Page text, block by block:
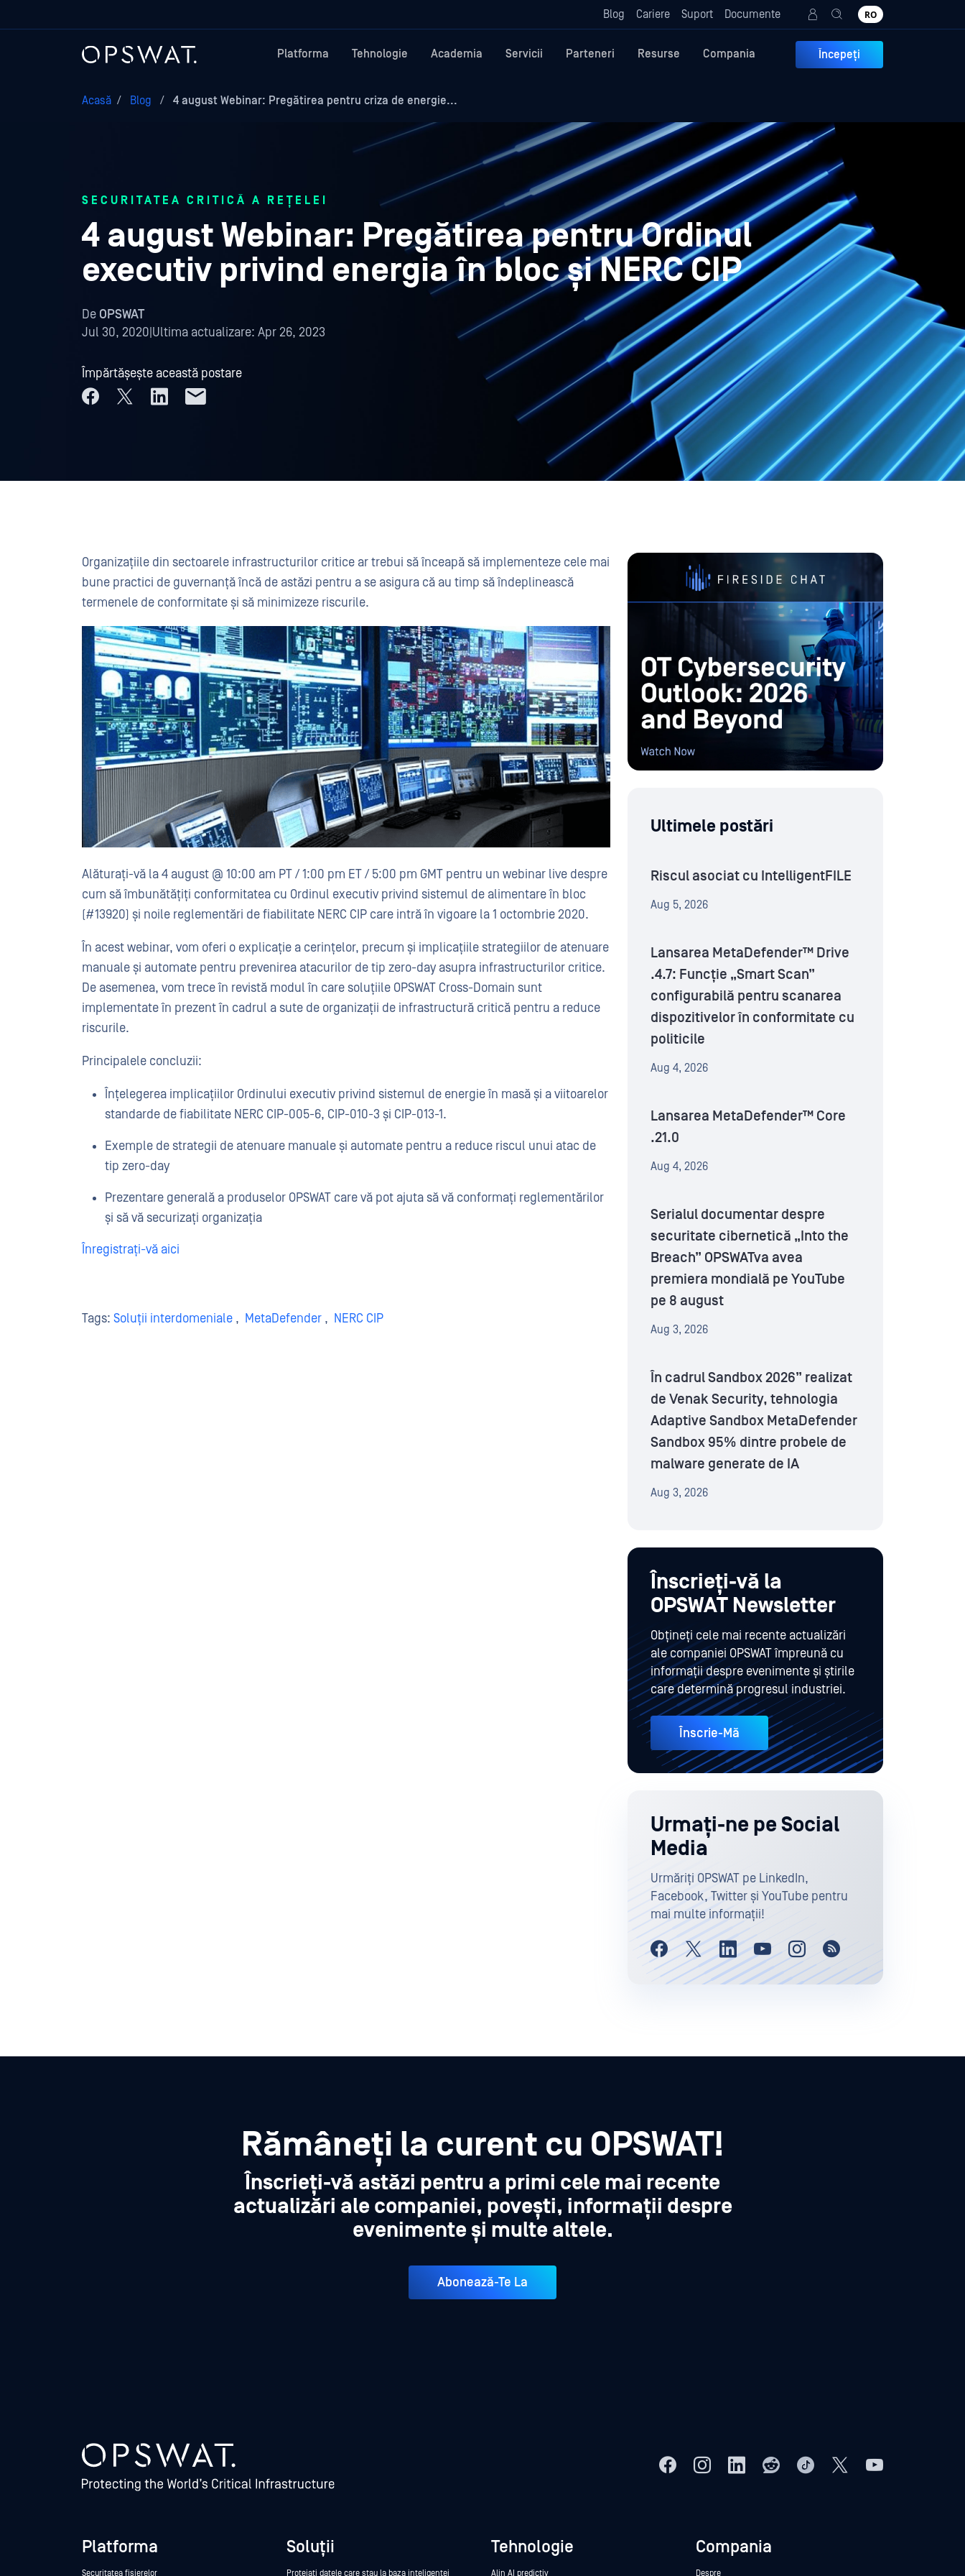
Blog Cariere Suport Documente RO
Platforma Tehnologie Academia Servicii Parteneri Resurse Compania Începeți
Acasă / Blog / 4 august Webinar: Pregătirea pentru criza de energie...
SECURITATEA CRITICĂ A REȚELEI
4 august Webinar: Pregătirea pentru Ordinul
executiv privind energia în bloc și NERC CIP
De OPSWAT
Jul 30, 2020 Ultima actualizare: Apr 26, 2023
Împărtășește această postare
Organizațiile din sectoarele infrastructurilor critice ar trebui să înceapă să implementeze cele mai
bune practici de guvernanță încă de astăzi pentru a se asigura că au timp să îndeplinească
termenele de conformitate și să minimizeze riscurile.
Alăturați-vă la 4 august @ 10:00 am PT / 1:00 pm ET / 5:00 pm GMT pentru un webinar live despre
cum să îmbunătățiți conformitatea cu Ordinul executiv privind sistemul de alimentare în bloc
(#13920) și noile reglementări de fiabilitate NERC CIP care intră în vigoare la 1 octombrie 2020.
În acest webinar, vom oferi o explicație a cerințelor, precum și implicațiile strategiilor de atenuare
manuale și automate pentru prevenirea atacurilor de tip zero-day asupra infrastructurilor critice.
De asemenea, vom trece în revistă modul în care soluțiile OPSWAT Cross-Domain sunt
implementate în prezent în cadrul a sute de organizații de infrastructură critică pentru a reduce
riscurile.
Principalele concluzii:
Înțelegerea implicațiilor Ordinului executiv privind sistemul de energie în masă și a viitoarelor
standarde de fiabilitate NERC CIP-005-6, CIP-010-3 și CIP-013-1.
Exemple de strategii de atenuare manuale și automate pentru a reduce riscul unui atac de
tip zero-day
Prezentare generală a produselor OPSWAT care vă pot ajuta să vă conformați reglementărilor
și să vă securizați organizația
Înregistrați-vă aici
Tags: Soluții interdomeniale , MetaDefender , NERC CIP
Ultimele postări
Riscul asociat cu IntelligentFILE
Aug 5, 2026
Lansarea MetaDefender™ Drive
.4.7: Funcție „Smart Scan”
configurabilă pentru scanarea
dispozitivelor în conformitate cu
politicile
Aug 4, 2026
Lansarea MetaDefender™ Core
.21.0
Aug 4, 2026
Serialul documentar despre
securitate cibernetică „Into the
Breach” OPSWATva avea
premiera mondială pe YouTube
pe 8 august
Aug 3, 2026
În cadrul Sandbox 2026” realizat
de Venak Security, tehnologia
Adaptive Sandbox MetaDefender
Sandbox 95% dintre probele de
malware generate de IA
Aug 3, 2026
Înscrieți-vă la
OPSWAT Newsletter
Obțineți cele mai recente actualizări
ale companiei OPSWAT împreună cu
informații despre evenimente și știrile
care determină progresul industriei.
Înscrie-Mă
Urmați-ne pe Social
Media
Urmăriți OPSWAT pe LinkedIn,
Facebook, Twitter și YouTube pentru
mai multe informații!
Rămâneți la curent cu OPSWAT!
Înscrieți-vă astăzi pentru a primi cele mai recente
actualizări ale companiei, povești, informații despre
evenimente și multe altele.
Abonează-Te La
Platforma
Securitatea fișierelor
Soluții
Protejați datele care stau la baza inteligenței
Tehnologie
Alin AI predictiv
Compania
Despre